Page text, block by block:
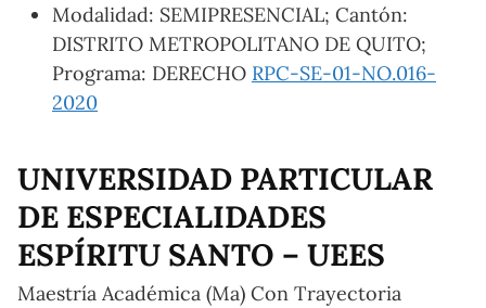
Modalidad: SEMIPRESENCIAL; Cantón:
DISTRITO METROPOLITANO DE QUITO;
Programa: DERECHO RPC-SE-01-NO.016-
2020
UNIVERSIDAD PARTICULAR
DE ESPECIALIDADES
ESPÍRITU SANTO – UEES
Maestría Académica (Ma) Con Trayectoria